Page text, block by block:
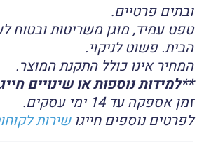
ובתים פרטיים.
טפט עמיד, מוגן משריטות ובטוח
הבית. פשוט לניקוי.
המחיר אינו כולל התקנת המוצר.
**למידות נוספות או שינויים
זמן אספקה עד 14 ימי עסקים.
לפרטים נוספים חייגושירות לקוחות 072-